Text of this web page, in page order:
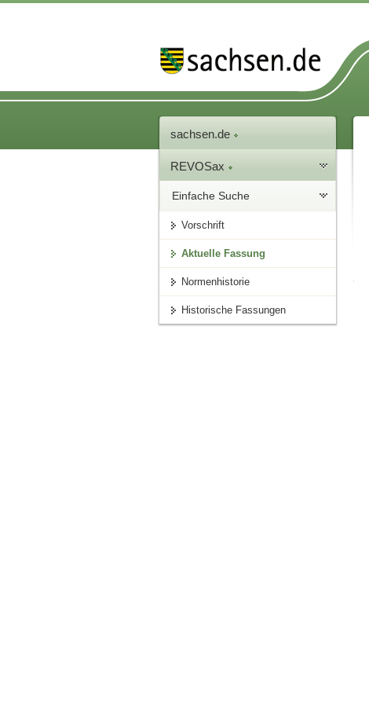
sachsen.de
REVOSax
Einfache Suche
Vorschrift
Aktuelle Fassung
Normenhistorie
Historische Fassungen